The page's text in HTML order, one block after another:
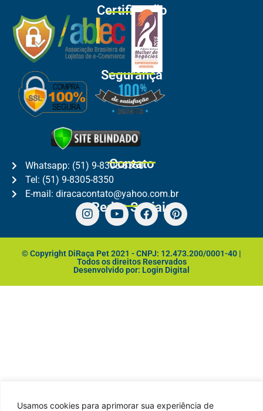
Usamos cookies para aprimorar sua experiência de
Certificação
Segurança
Contato
Whatsapp: (51) 9-8305-8350
Tel: (51) 9-8305-8350
E-mail: diracacontato@yahoo.com.br
Redes Sociais
© Copyright DiRaça Pet 2021 - CNPJ: 12.473.200/0001-40 |
Todos os direitos Reservados
Desenvolvido por: Login Digital